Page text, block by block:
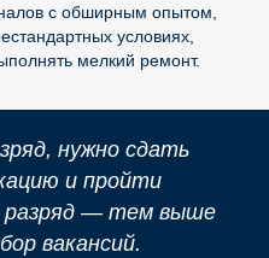
с обширным опытом,
условиях,
мелкий ремонт.
нужно сдать
и пройти
разряд — тем выше
вакансий.